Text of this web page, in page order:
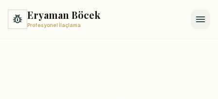
pest_control Eryaman Böcek
Profesyonel İlaçlama menu